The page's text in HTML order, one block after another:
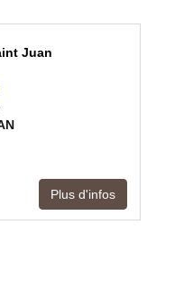
Juan
Plus d'infos